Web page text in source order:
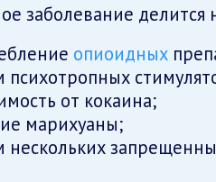
заболевание
опиоидных
психотропных
от кокаина;
марихуаны;
нескольких